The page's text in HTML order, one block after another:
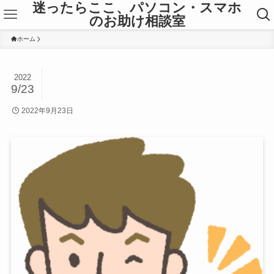
迷ったらここ、パソコン・スマホ
のお助け相談室
ホーム
2022
9/23
2022年9月23日